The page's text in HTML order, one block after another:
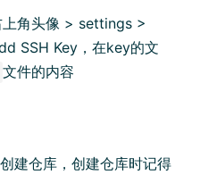
角头像 > settings >
SSH Key，在key的文
文件的内容
建仓库，创建仓库时记得